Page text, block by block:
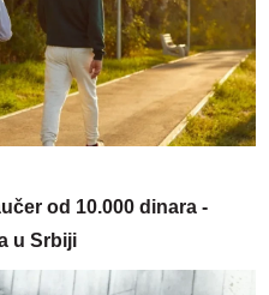
od 10.000 dinara -
u Srbiji